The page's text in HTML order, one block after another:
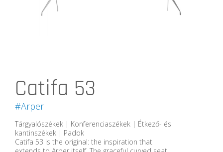
Catifa 53
#Arper
Tárgyalószékek | Konferenciaszékek | Étkező- és
kantinszékek | Padok
Catifa 53 is the original: the inspiration that